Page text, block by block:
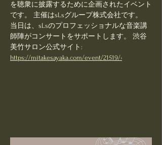
を聴衆に披露するために企画されたイベント
です。 主催はsLsグループ株式会社です。
当日は、sLsのプロフェッショナルな音楽講
師陣がコンサートをサポートします。 渋谷
美竹サロン公式サイト:
https://mitakesayaka.com/event/21519/›